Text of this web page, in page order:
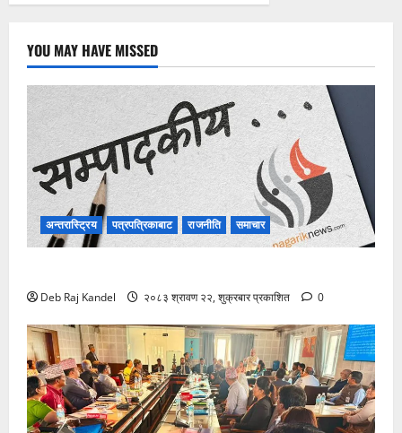
YOU MAY HAVE MISSED
अन्तरास्ट्रिय पत्रपत्रिकाबाट राजनीति समाचार
Deb Raj Kandel २०८३ श्रावण २२, शुक्रबार प्रकाशित 0